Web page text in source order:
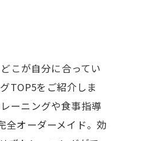
こが自分に合ってい
TOP5をご紹介しま
ーニングや食事指導
全オーダーメイド。効